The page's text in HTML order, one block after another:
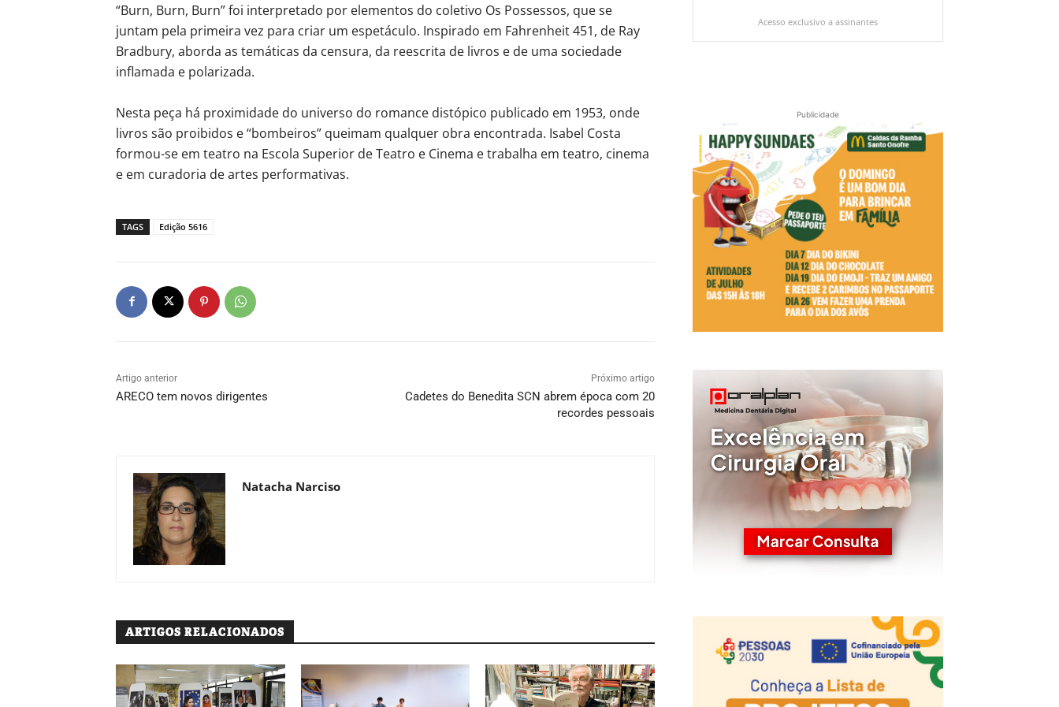
“Burn, Burn, Burn” foi interpretado por elementos do coletivo Os Possessos, que se
juntam pela primeira vez para criar um espetáculo. Inspirado em Fahrenheit 451, de Ray
Bradbury, aborda as temáticas da censura, da reescrita de livros e de uma sociedade
inflamada e polarizada.
Nesta peça há proximidade do universo do romance distópico publicado em 1953, onde
livros são proibidos e “bombeiros” queimam qualquer obra encontrada. Isabel Costa
formou-se em teatro na Escola Superior de Teatro e Cinema e trabalha em teatro, cinema
e em curadoria de artes performativas.
TAGS Edição 5616
Artigo anterior
ARECO tem novos dirigentes
Próximo artigo
Cadetes do Benedita SCN abrem época com 20
recordes pessoais
Natacha Narciso
ARTIGOS RELACIONADOS
Acesso exclusivo a assinantes
Publicidade